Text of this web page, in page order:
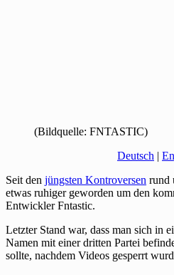
(Bildquelle: FNTASTIC)
Deutsch |
Seit den jüngsten Kontroversen rund
etwas ruhiger geworden um den
Entwickler Fntastic.
Letzter Stand war, dass man sich in
Namen mit einer dritten Partei
sollte, nachdem Videos gesperrt